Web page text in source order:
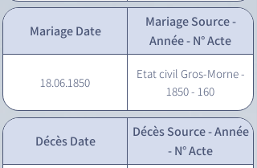
Mariage Date
Mariage Source -
Année - N° Acte
18.06.1850
Etat civil Gros-Morne -
1850 - 160
Décès Date
Décès Source - Année
- N° Acte